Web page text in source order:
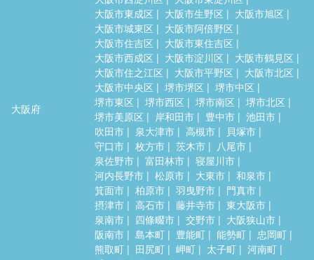
大阪府
大阪市東成区
大阪市生野区
大阪市旭区
大阪市城東区
大阪市阿倍野区
大阪市住吉区
大阪市東住吉区
大阪市西成区
大阪市淀川区
大阪市鶴見区
大阪市住之江区
大阪市平野区
大阪市北区
大阪市中央区
堺市堺区
堺市中区
堺市東区
堺市西区 堺市南区
堺市北区
堺市美原区
岸和田市 豊中市
池田市
吹田市
泉大津市 高槻市
貝塚市
守口市
枚方市 茨木市
八尾市
泉佐野市
富田林市
寝屋川市
河内長野市
松原市 大東市
和泉市
箕面市
柏原市 羽曳野市
門真市
摂津市
高石市 藤井寺市
東大阪市
泉南市
四條畷市 交野市
大阪狭山市
阪南市
島本町 豊能町 能勢町
忠岡町
熊取町
田尻町 岬町 太子町
河南町